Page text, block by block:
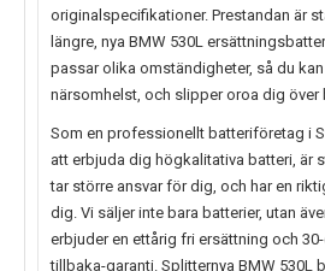
originalspecifikationer. Prestandan är
längre, nya BMW 530L
passar olika omständigheter, så du
närsomhelst, och slipper oroa dig över
Som en professionellt batteriföretag i
att erbjuda dig högkalitativa batteri, är
tar större ansvar för dig, och har en
dig. Vi säljer inte bara batterier, utan
erbjuder en ettårig fri ersättning och
tillbaka-garanti. Splitternya BMW 530L